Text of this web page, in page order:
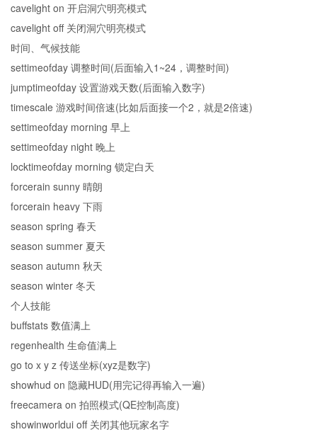
cavelight on 开启洞穴明亮模式
cavelight off 关闭洞穴明亮模式
时间、气候技能
settimeofday 调整时间(后面输入1~24，调整时间)
jumptimeofday 设置游戏天数(后面输入数字)
timescale 游戏时间倍速(比如后面接一个2，就是2倍速)
settimeofday morning 早上
settimeofday night 晚上
locktimeofday morning 锁定白天
forcerain sunny 晴朗
forcerain heavy 下雨
season spring 春天
season summer 夏天
season autumn 秋天
season winter 冬天
个人技能
buffstats 数值满上
regenhealth 生命值满上
go to x y z 传送坐标(xyz是数字)
showhud on 隐藏HUD(用完记得再输入一遍)
freecamera on 拍照模式(QE控制高度)
showinworldui off 关闭其他玩家名字